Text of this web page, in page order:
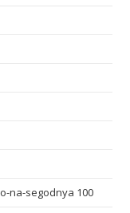
na-segodnya 100